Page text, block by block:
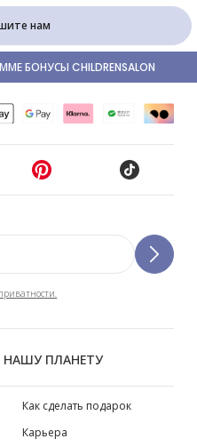
нам
ПЛАНЕТУ
БОНУСЫ CHILDRENSALON
Как сделать подарок
Карьера